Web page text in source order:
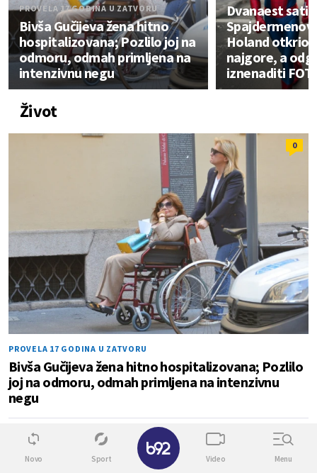
PROVELA 17 GODINA U ZATVORU
Bivša Gučijeva žena hitno
hospitalizovana; Pozlilo joj na
odmoru, odmah primljena na
intenzivnu negu
Dvanaest sati
Holand otkrio
najgore, a
iznenaditi
Život
0
PROVELA 17 GODINA U ZATVORU
Bivša Gučijeva žena hitno hospitalizovana; Pozlilo
joj na odmoru, odmah primljena na intenzivnu
negu
0
Novo Sport Video Menu
✕